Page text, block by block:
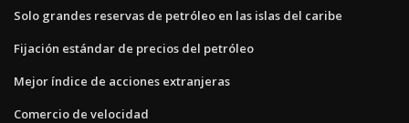
Solo grandes reservas de petróleo en las islas del caribe
Fijación estándar de precios del petróleo
Mejor índice de acciones extranjeras
Comercio de velocidad